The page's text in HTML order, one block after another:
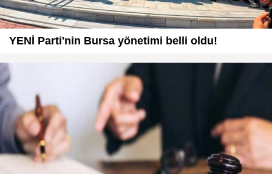
YENİ Parti'nin Bursa yönetimi belli oldu!